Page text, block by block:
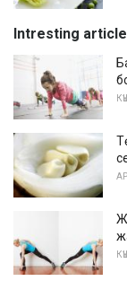
Intresting